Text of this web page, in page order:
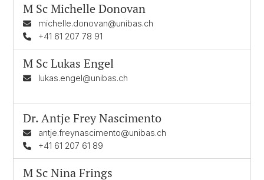
M ScMichelle Donovan
michelle.donovan@unibas.ch
+41 61 207 78 91
M ScLukas Engel
lukas.engel@unibas.ch
Dr.Antje Frey Nascimento
antje.freynascimento@unibas.ch
+41 61 207 61 89
M ScNina Frings